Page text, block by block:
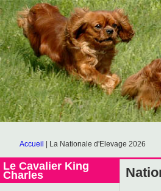
Accueil La Nationale d'Elevage 2026
Le Cavalier King
Charles